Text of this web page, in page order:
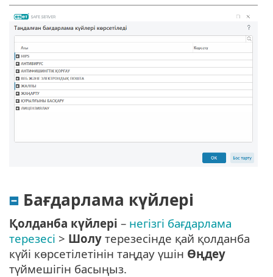
Бағдарлама күйлері
Қолданба күйлері – негізгі бағдарлама
терезесі > Шолу терезесінде қай қолданба
күйі көрсетілетінін таңдау үшін Өңдеу
түймешігін басыңыз.